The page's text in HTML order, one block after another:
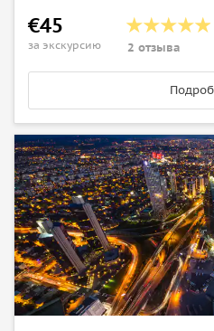
€45
за экскурсию 2 отзыва